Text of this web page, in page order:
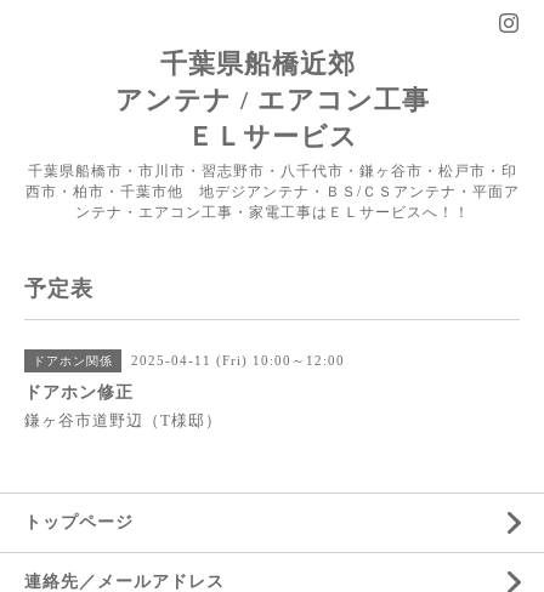
千葉県船橋近郊
アンテナ / エアコン工事
ＥＬサービス
千葉県船橋市・市川市・習志野市・八千代市・鎌ヶ谷市・松戸市・印
西市・柏市・千葉市他 地デジアンテナ・ＢＳ/ＣＳアンテナ・平面ア
ンテナ・エアコン工事・家電工事はＥＬサービスへ！！
予定表
ドアホン関係 2025-04-11 (Fri) 10:00～12:00
ドアホン修正
鎌ヶ谷市道野辺（T様邸）
トップページ
連絡先／メールアドレス